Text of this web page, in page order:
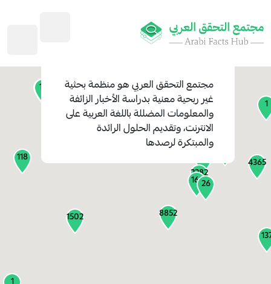
8852
127
45
2282
4365
1502
118
1113
26
1
161
مجتمع التحقق العربيهو منظمة بحثية
غير ربحية معنية بدراسة الأخبار الزائفة
والمعلومات المضللة باللغة العربية على
الانترنت، وتقديم الحلول الرائدة
والمبتكرة لرصدها